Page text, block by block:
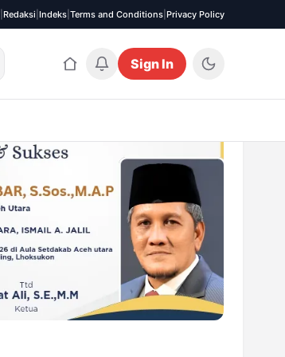
Redaksi Indeks Terms and Conditions Privacy Policy
Sign In